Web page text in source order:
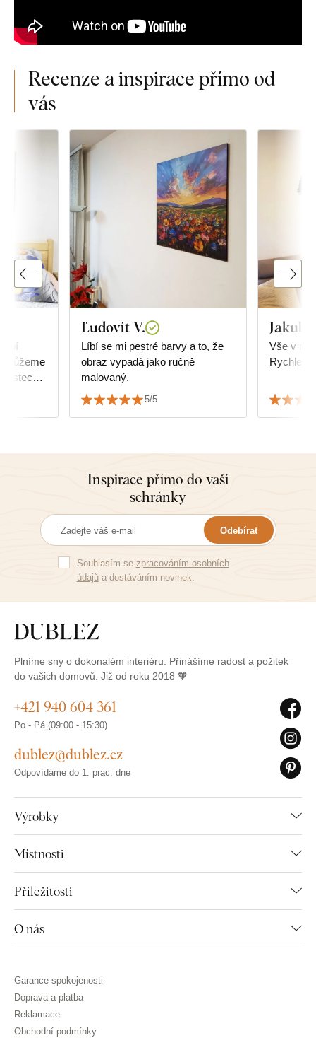
Recenze a inspirace přímo od
vás
s
zdá,
Ľudovít V.
Líbí se mi pestré barvy a to, že
obraz vypadá jako ručně
malovaný.
5/5
Jakub
Vše v naprostém pořádku.
Rychle
Inspirace přímo do vaší
schránky
Odebírat
Souhlasím se zpracováním osobních
údajůa dostáváním novinek.
Plníme sny o dokonalém interiéru. Přinášíme radost a požitek
do vašich domovů. Již od roku 2018 🧡
Výrobky
Místnosti
Příležitosti
O nás
+421 940 604 361
Po - Pá (09:00 - 15:30)
dublez@dublez.cz
Odpovídáme do 1. prac. dne
Garance spokojenosti
Doprava a platba
Reklamace
Obchodní podmínky